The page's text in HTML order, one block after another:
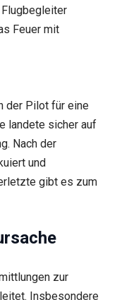
Feuer mit
der Pilot für eine
landete sicher auf
Nach der
und
gibt es zum
zur
Insbesondere